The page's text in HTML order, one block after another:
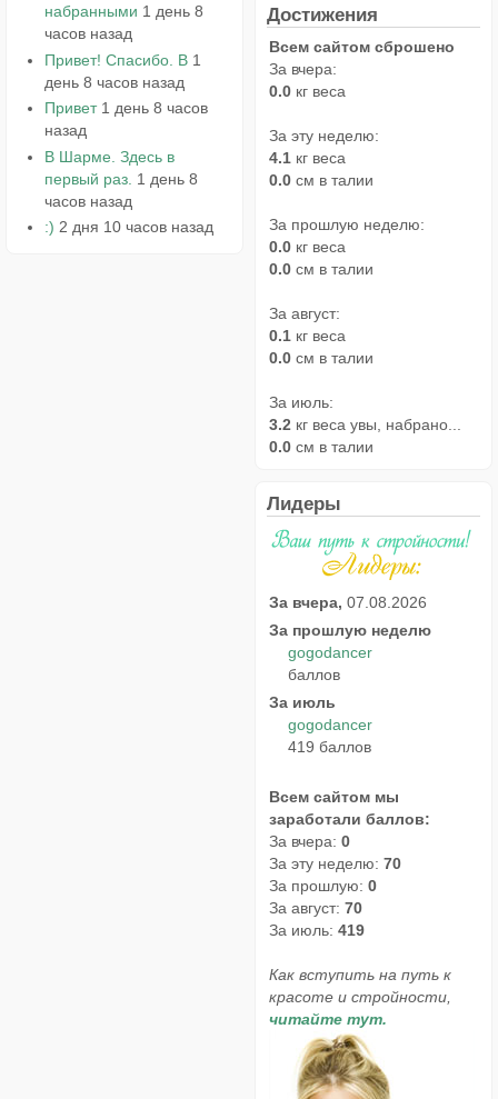
набранными 1 день 8
часов назад
Привет! Спасибо. В 1
день 8 часов назад
Привет 1 день 8 часов
назад
В Шарме. Здесь в
первый раз. 1 день 8
часов назад
:) 2 дня 10 часов назад
Достижения
Всем сайтом сброшено
За вчера:
0.0 кг веса
За эту неделю:
4.1 кг веса
0.0 см в талии
За прошлую неделю:
0.0 кг веса
0.0 см в талии
За август:
0.1 кг веса
0.0 см в талии
За июль:
3.2 кг веса увы, набрано...
0.0 см в талии
Лидеры
За вчера, 07.08.2026
За прошлую неделю
gogodancer
баллов
За июль
gogodancer
419 баллов
Всем сайтом мы
заработали баллов:
За вчера: 0
За эту неделю: 70
За прошлую: 0
За август: 70
За июль: 419
Как вступить на путь к
красоте и стройности,
читайте тут.